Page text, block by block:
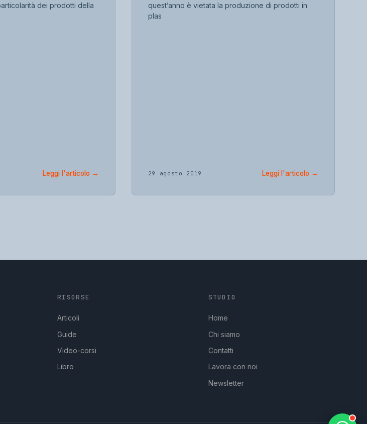
dei prodotti della
Leggi l'articolo →
quest’anno è vietata la produzione di prodotti in
plas
29 agosto 2019 Leggi l'articolo →
RISORSE
Articoli
Guide
Video-corsi
Libro
STUDIO
Home
Chi siamo
Contatti
Lavora con noi
Newsletter